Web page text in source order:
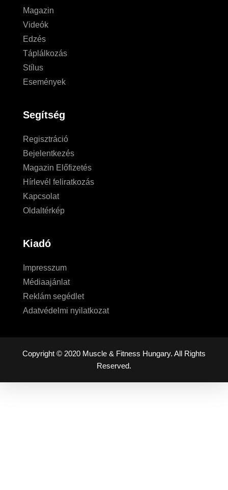
Magazin
Videók
Edzés
Táplálkozás
Stílus
Események
Segítség
Regisztráció
Bejelentkezés
Magazin Előfizetés
Hírlevél feliratkozás
Kapcsolat
Oldaltérkép
Kiadó
Impresszum
Médiaajánlat
Reklám segédlet
Adatvédelmi nyilatkozat
Copyright © 2020 Muscle & Fitness Hungary. All Rights
Reserved.